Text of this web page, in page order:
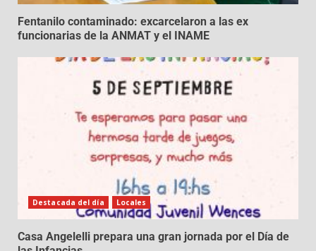
Fentanilo contaminado: excarcelaron a las ex
funcionarias de la ANMAT y el INAME
Destacada del día Locales
Casa Angelelli prepara una gran jornada por el Día de